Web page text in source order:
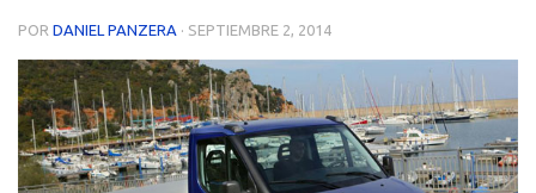
POR DANIEL PANZERA · SEPTIEMBRE 2, 2014